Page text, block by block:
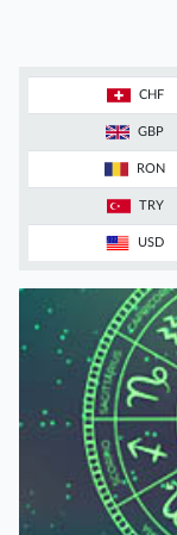
CHF
GBP
RON
TRY
USD